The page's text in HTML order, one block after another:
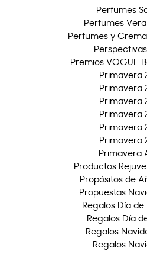
Perfumes
Perfumes
Perfumes y
Premios VOGUE
Primavera
Primavera
Primavera
Primavera
Primavera
Primavera
Primavera
Productos
Propósitos de
Propuestas
Regalos Día
Regalos Día
Regalos
Regalos